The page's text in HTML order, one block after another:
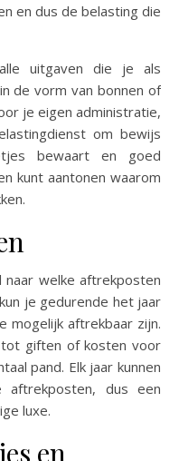
en dus de belasting die
uitgaven die je als
de vorm van bonnen of
je eigen administratie,
om bewijs
bewaart en goed
kunt aantonen waarom
naar welke aftrekposten
je gedurende het jaar
mogelijk aftrekbaar zijn.
giften of kosten voor
pand. Elk jaar kunnen
dus een
luxe.
en